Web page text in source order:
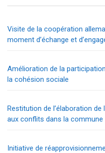
Visite de la coopération
moment d’échange et
Amélioration de la
la cohésion sociale
Restitution de l’élaboration
aux conflits dans la commune
Initiative de